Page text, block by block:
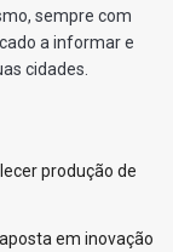
sempre com
a informar e
cidades.
produção de
em inovação